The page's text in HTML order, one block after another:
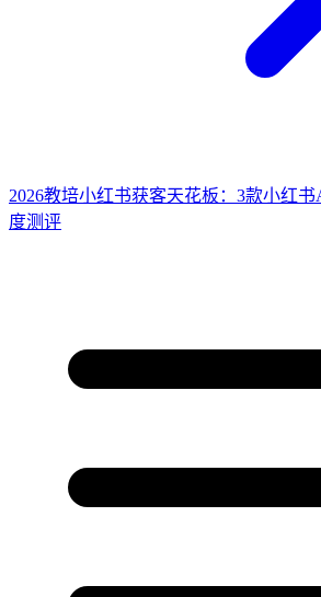
2026教培小红书获客天花板：3款小红
度测评